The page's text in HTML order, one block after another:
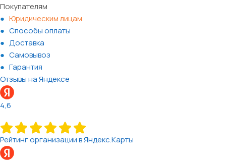
Покупателям
Юридическим лицам
Способы оплаты
Доставка
Самовывоз
Гарантия
Отзывы на Яндексе
4,6
Рейтинг организации в Яндекс.Карты